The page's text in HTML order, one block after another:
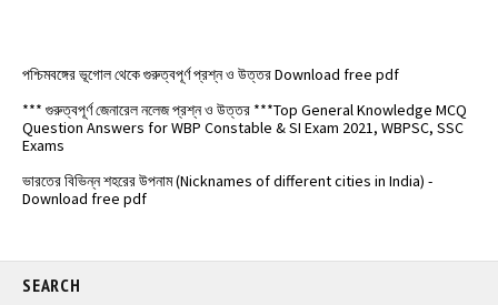
*** গুরুত্বপূর্ণ জেনারেল নলেজ প্রশ্ন ও উত্তর ***Top General Knowledge MCQ
Question Answers for WBP Constable & SI Exam 2021, WBPSC, SSC
Exams
Download free pdf
বিভিন্ন দেশের মুদ্রার নাম ও মনে রাখার ট্রিক্স - Names of currencies of different
️ভারতের জাতীয় সড়কপথ এর সম্পূর্ণ তালিকা (Free PDF) - List of National
Highways in India - @Examdisha.in
SEARCH